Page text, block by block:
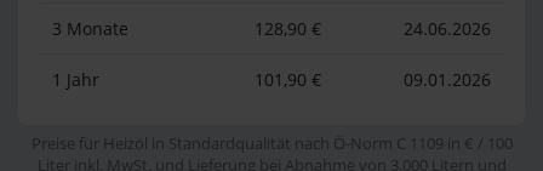
3 Monate 128,90 € 24.06.2026
1 Jahr 101,90 € 09.01.2026
Preise für Heizöl in Standardqualität nach Ö-Norm C 1109 in € / 100
Liter inkl. MwSt. und Lieferung bei Abnahme von 3.000 Litern und